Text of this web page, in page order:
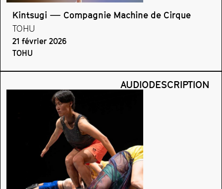
Kintsugi — Compagnie Machine de Cirque
TOHU
21 février 2026
TOHU
AUDIODESCRIPTION